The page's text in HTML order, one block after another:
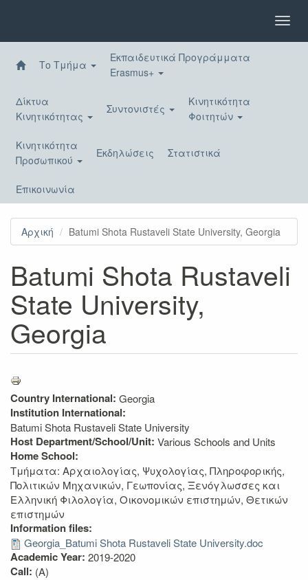
περιεχόμενο
Το Τμήμα
Εκπαιδευτικά Προγράμματα
Erasmus+
Δίκτυα
Κινητικότητας
Συντονιστές
Κινητικότητα
Φοιτητών
Κινητικότητα
Προσωπικού
Εκδηλώσεις Στατιστικά
Επικοινωνία
Αρχική Batumi Shota Rustaveli State University, Georgia
Batumi Shota Rustaveli
State University,
Georgia
Country International: Georgia
Institution International:
Batumi Shota Rustaveli State University
Host Department/School/Unit: Various Schools and Units
Home School:
Τμήματα: Αρχαιολογίας, Ψυχολογίας, Πληροφορικής,
Πολιτικών Μηχανικών, Γεωπονίας, Ξενόγλωσσες και
Ελληνική Φιλολογία, Οικονομικών επιστημών, Θετικών
επιστημών
Information files:
Georgia_Batumi Shota Rustaveli State University.doc
Academic Year: 2019-2020
Call: (A)